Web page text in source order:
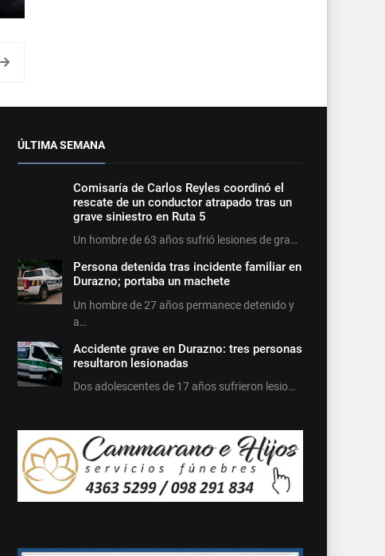
ÚLTIMA SEMANA
Comisaría de Carlos Reyles coordinó el
rescate de un conductor atrapado tras un
grave siniestro en Ruta 5
Un hombre de 63 años sufrió lesiones de gra…
Persona detenida tras incidente familiar en
Durazno; portaba un machete
Un hombre de 27 años permanece detenido y
a…
Accidente grave en Durazno: tres personas
resultaron lesionadas
Dos adolescentes de 17 años sufrieron lesio…